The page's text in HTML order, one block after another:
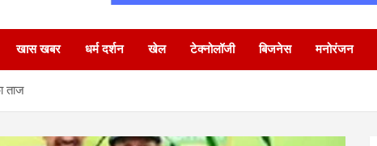
खास खबर धर्म दर्शन खेल टेक्नोलॉजी बिजनेस मनोरंजन
ताज